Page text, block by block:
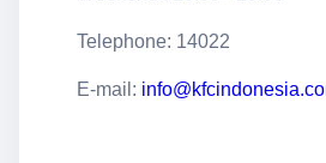
Telephone: 14022
E-mail: